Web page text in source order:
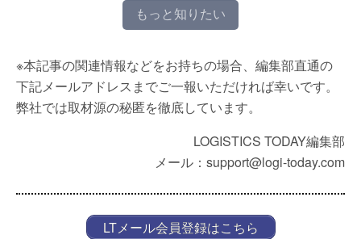
もっと知りたい
※本記事の関連情報などをお持ちの場合、編集部直通の
下記メールアドレスまでご一報いただければ幸いです。
弊社では取材源の秘匿を徹底しています。
LOGISTICS TODAY編集部
メール：support@logi-today.com
LTメール会員登録はこちら